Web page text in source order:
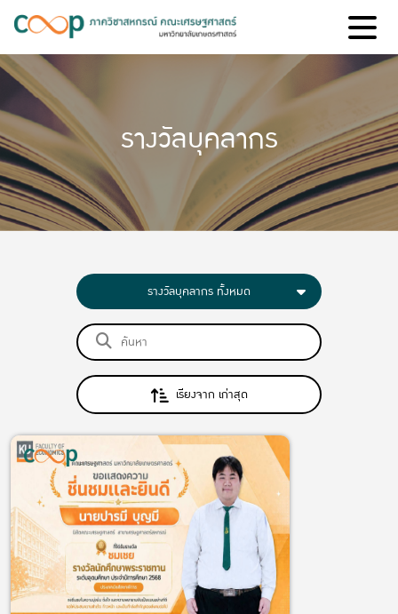
รางวัลบุคลากร
รางวัลบุคลากร ทั้งหมด
เรียงจาก เก่าสุด